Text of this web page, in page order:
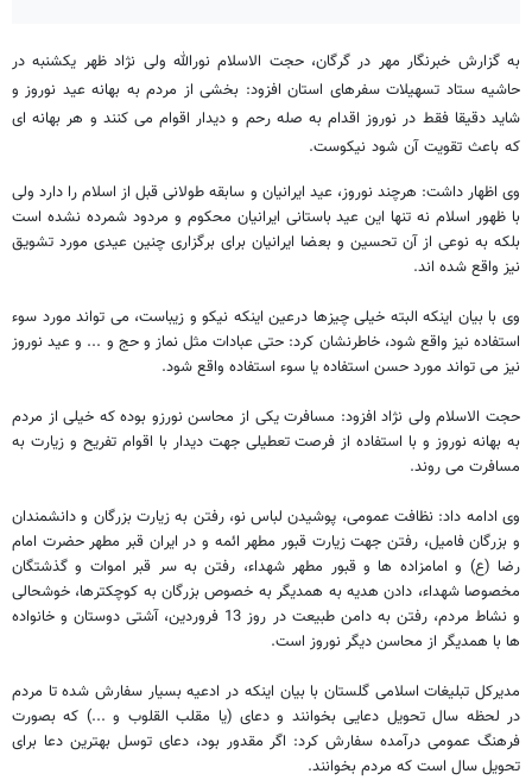
به گزارش خبرنگار مهر در گرگان، حجت الاسلام نورالله ولی نژاد ظهر یکشنبه در
حاشیه ستاد تسهیلات سفرهای استان افزود: بخشی از مردم به بهانه عید نوروز و
شاید دقیقا فقط در نوروز اقدام به صله رحم و دیدار اقوام می کنند و هر بهانه ای
که باعث تقویت آن شود نیکوست.
وی اظهار داشت: هرچند نوروز، عید ایرانیان و سابقه طولانی قبل از اسلام را دارد ولی
با ظهور اسلام نه تنها این عید باستانی ایرانیان محکوم و مردود شمرده نشده است
بلکه به نوعی از آن تحسین و بعضا ایرانیان برای برگزاری چنین عیدی مورد تشویق
نیز واقع شده اند.
وی با بیان اینکه البته خیلی چیزها درعین اینکه نیکو و زیباست، می تواند مورد سوء
استفاده نیز واقع شود، خاطرنشان کرد: حتی عبادات مثل نماز و حج و ... و عید نوروز
نیز می تواند مورد حسن استفاده یا سوء استفاده واقع شود.
حجت الاسلام ولی نژاد افزود: مسافرت یکی از محاسن نورزو بوده که خیلی از مردم
به بهانه نوروز و با استفاده از فرصت تعطیلی جهت دیدار با اقوام تفریح و زیارت به
مسافرت می روند.
وی ادامه داد: نظافت عمومی، پوشیدن لباس نو، رفتن به زیارت بزرگان و دانشمندان
و بزرگان فامیل، رفتن جهت زیارت قبور مطهر ائمه و در ایران قبر مطهر حضرت امام
رضا (ع) و امامزاده ها و قبور مطهر شهداء، رفتن به سر قبر اموات و گذشتگان
مخصوصا شهداء، دادن هدیه به همدیگر به خصوص بزرگان به کوچکترها، خوشحالی
و نشاط مردم، رفتن به دامن طبیعت در روز 13 فروردین، آشتی دوستان و خانواده
ها با همدیگر از محاسن دیگر نوروز است.
مدیرکل تبلیغات اسلامی گلستان با بیان اینکه در ادعیه بسیار سفارش شده تا مردم
در لحظه سال تحویل دعایی بخوانند و دعای (یا مقلب القلوب و ...) که بصورت
فرهنگ عمومی درآمده سفارش کرد: اگر مقدور بود، دعای توسل بهترین دعا برای
تحویل سال است که مردم بخوانند.